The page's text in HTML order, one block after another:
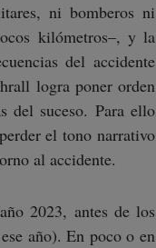
ni bomberos ni
kilómetros–, y la
del accidente
logra poner orden
del suceso. Para ello
el tono narrativo
al accidente.
2023, antes de los
año). En poco o en